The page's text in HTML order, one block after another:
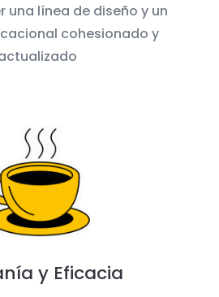
una línea de diseño y un
cohesionado y
y Eficacia